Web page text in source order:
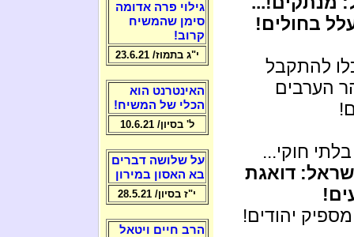
בחולים!
להתקבל
הערבים
חוקי...
דואגת
יהודים!
גילוי פרה אדומה
סימן שהמשיח
קרוב!
י"ג בתמוז/ 23.6.21
האינטרנט הוא
הכלי של המשיח!
ל' בסיון/ 10.6.21
על שלושה דברים
בא האסון במירון
י"ז בסיון/ 28.5.21
הרב חיים ויטאל